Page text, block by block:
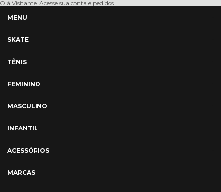
Olá Visitante! Acesse sua conta e pedidos
MENU
SKATE
TÊNIS
FEMININO
MASCULINO
INFANTIL
ACESSÓRIOS
MARCAS